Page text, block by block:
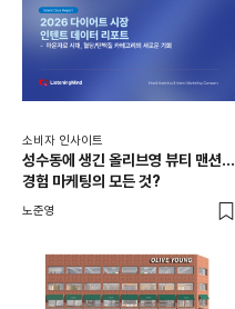
소비자 인사이트
성수동에 생긴 올리브영 뷰티 맨션...
경험 마케팅의 모든 것?
노준영